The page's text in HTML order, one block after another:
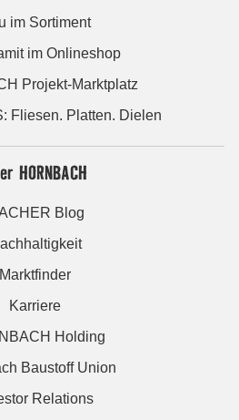
im Sortiment
im Onlineshop
Projekt-Marktplatz
Fliesen. Platten. Dielen
HORNBACH
Blog
Marktfinder
Karriere
Holding
Baustoff Union
Relations